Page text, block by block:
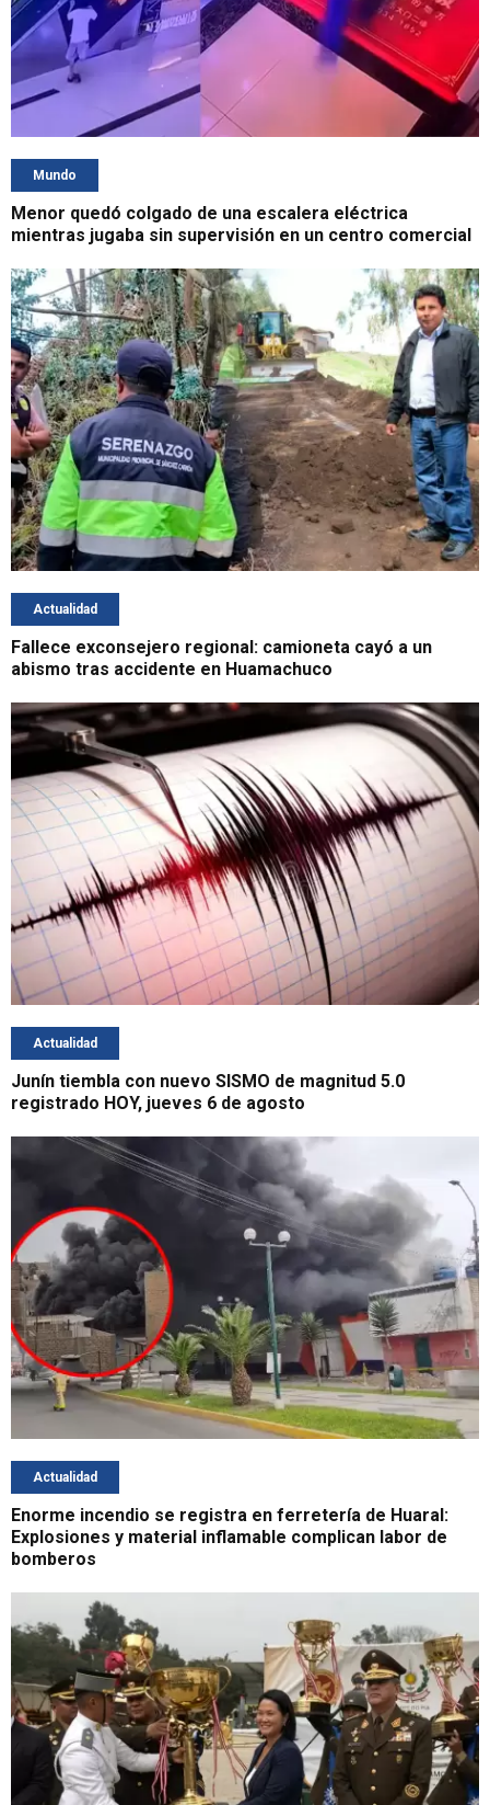
Mundo
Menor quedó colgado de una escalera eléctrica
mientras jugaba sin supervisión en un centro comercial
Actualidad
Fallece exconsejero regional: camioneta cayó a un
abismo tras accidente en Huamachuco
Actualidad
Junín tiembla con nuevo SISMO de magnitud 5.0
registrado HOY, jueves 6 de agosto
Actualidad
Enorme incendio se registra en ferretería de Huaral:
Explosiones y material inflamable complican labor de
bomberos